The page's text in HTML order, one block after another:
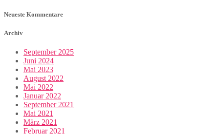
Neueste Kommentare
Archiv
September 2025
Juni 2024
Mai 2023
August 2022
Mai 2022
Januar 2022
September 2021
Mai 2021
März 2021
Februar 2021